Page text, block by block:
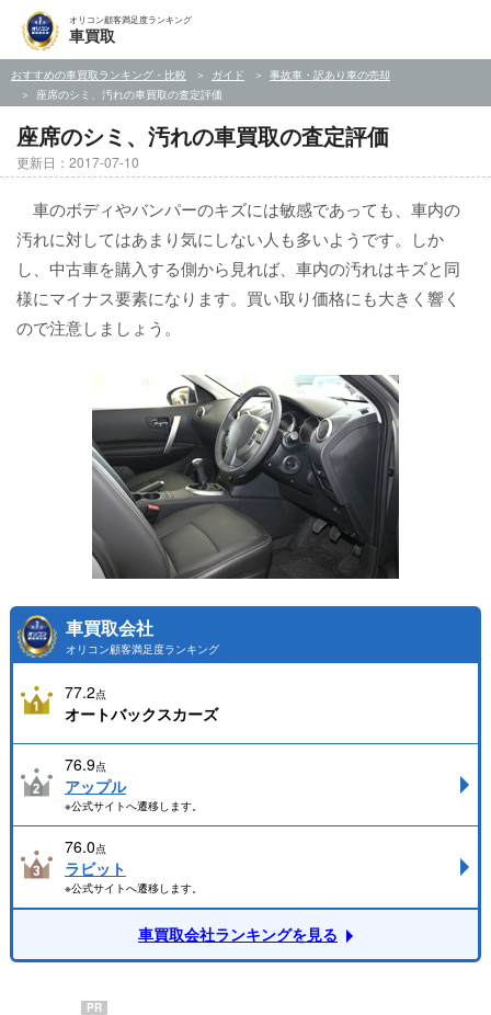
オリコン顧客満足度ランキング
車買取
おすすめの車買取ランキング・比較 ガイド
事故車・訳あり車の売却
座席のシミ、汚れの車買取の査定評価
座席のシミ、汚れの車買取の査定評価
更新日：2017-07-10
車のボディやバンパーのキズには敏感であっても、車内の
汚れに対してはあまり気にしない人も多いようです。しか
し、中古車を購入する側から見れば、車内の汚れはキズと同
様にマイナス要素になります。買い取り価格にも大きく響く
ので注意しましょう。
車買取会社
オリコン顧客満足度ランキング
77.2点
オートバックスカーズ
76.9点
アップル
※公式サイトへ遷移します。
76.0点
ラビット
※公式サイトへ遷移します。
車買取会社ランキングを見る
PR